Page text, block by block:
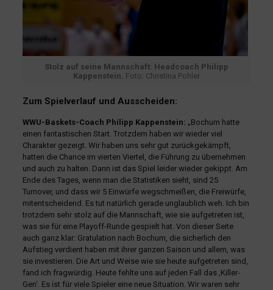
Stolz auf seine Mannschaft: Headcoach Philipp
Kappenstein. Foto: Christina Pohler
Zum Spielverlauf und Ausscheiden:
WWU-Baskets-Coach Philipp Kappenstein: „Bochum hatte
einen fantastischen Start. Trotzdem haben wir wieder viel
Charakter gezeigt. Wir haben uns sehr gut zurückgekämpft,
hatten die Chance im vierten Viertel, die Führung zu übernehmen
und auch zu halten. Dann ist das Spiel leider wieder gekippt. Am
Ende des Tages, wenn man die Statistiken sieht, sind 25
Turnover, und dass wir 5 Einwürfe wegschmeißen, die Freiwürfe,
mitentscheidend. Es tut natürlich gerade unglaublich weh. Ich bin
trotzdem sehr stolz auf die Mannschaft, wie sie aufgetreten ist,
was sie für eine Playoff-Runde gespielt hat. Von dieser Seite
auch ganz klar: Gratulation nach Bochum, die sicherlich den
Aufstieg verdient haben mit ihrer ganzen Saison und allem, was
sie investieren. Die Art und Weise wie sie heute aufgetreten sind,
fand ich fragwürdig. Heute fehlte uns auf jeden Fall das ‚Killer-
Gen‘. Es ist für viele Spieler eine neue Situation. Wir waren sehr